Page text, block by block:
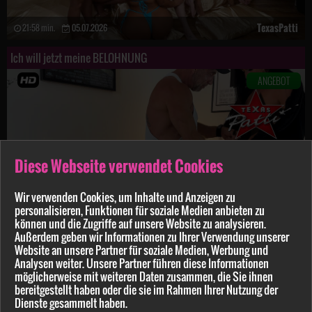
Diese Webseite verwendet Cookies
Wir verwenden Cookies, um Inhalte und Anzeigen zu
personalisieren, Funktionen für soziale Medien anbieten zu
können und die Zugriffe auf unsere Website zu analysieren.
Außerdem geben wir Informationen zu Ihrer Verwendung unserer
Website an unsere Partner für soziale Medien, Werbung und
Analysen weiter. Unsere Partner führen diese Informationen
möglicherweise mit weiteren Daten zusammen, die Sie ihnen
bereitgestellt haben oder die sie im Rahmen Ihrer Nutzung der
Dienste gesammelt haben.
21:58 min. 05.07.2026 TexasPatti
Ich will jetzt meine BELOHNUNG
ANGEBOT
7:40 min. 28.06.2026 TexasPatti
Zurück